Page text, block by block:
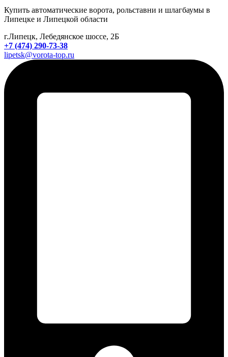
Купить автоматические ворота, рольставни и шлагбаумы в
Липецке и Липецкой области
г.Липецк, Лебедянское шоссе, 2Б
+7 (474) 290-73-38
lipetsk@vorota-top.ru